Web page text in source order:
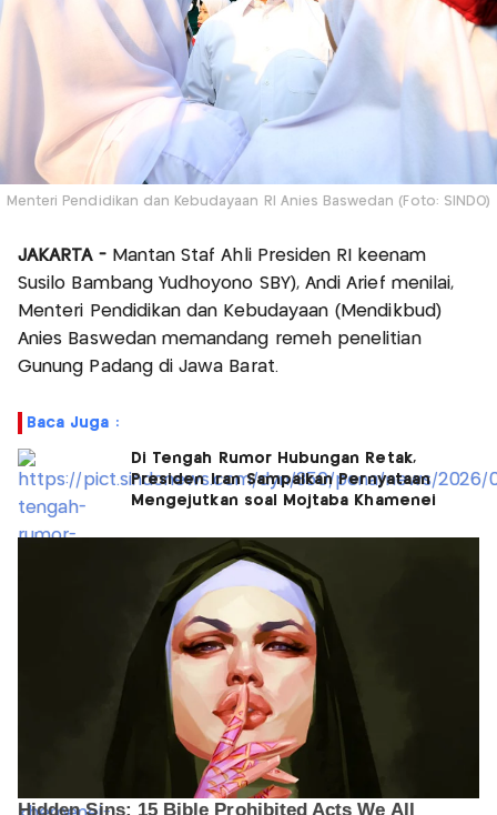
Menteri Pendidikan dan Kebudayaan RI Anies Baswedan (Foto: SINDO)
JAKARTA -Mantan Staf Ahli Presiden RI keenam
Susilo Bambang Yudhoyono SBY), Andi Arief menilai,
Menteri Pendidikan dan Kebudayaan (Mendikbud)
Anies Baswedan memandang remeh penelitian
Gunung Padang di Jawa Barat.
Baca Juga :
Di Tengah Rumor Hubungan Retak,
Presiden Iran Sampaikan Pernyataan
Mengejutkan soal Mojtaba Khamenei